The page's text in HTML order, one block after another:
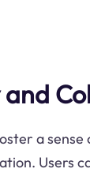
a
Users